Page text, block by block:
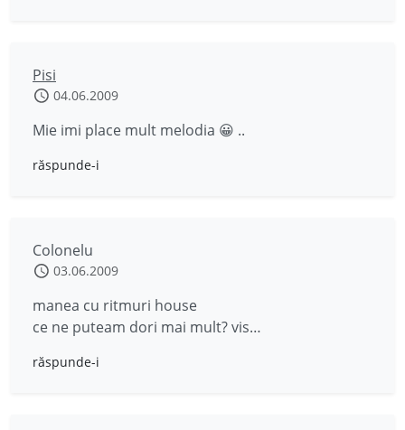
Pisi
04.06.2009
Mie imi place mult melodia 😀 ..
răspunde-i
Colonelu
03.06.2009
manea cu ritmuri house
ce ne puteam dori mai mult? vis…
răspunde-i